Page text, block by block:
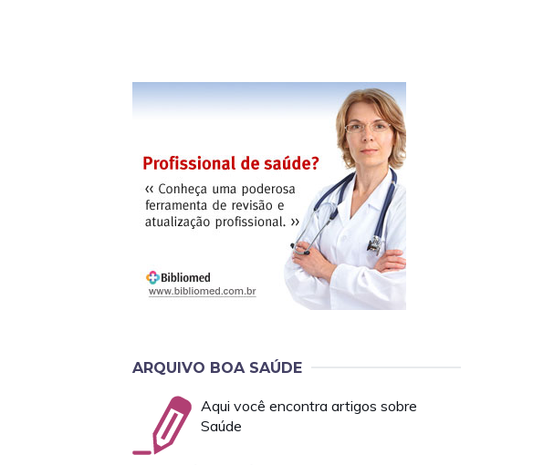
ARQUIVO BOA SAÚDE
Aqui você encontra artigos sobre
Saúde